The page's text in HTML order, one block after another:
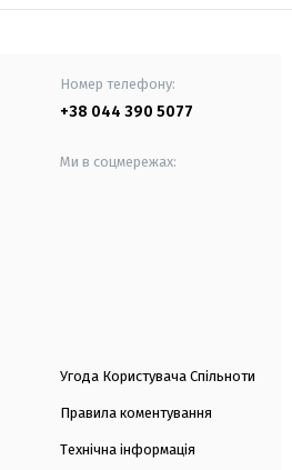
Номер телефону:
+38 044 390 5077
Ми в соцмережах:
Угода Користувача Спільноти
Правила коментування
Технічна інформація